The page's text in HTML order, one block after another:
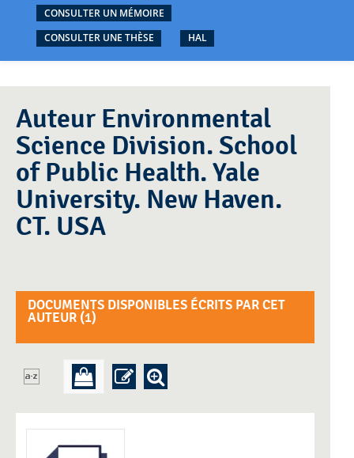
CONSULTER UN MÉMOIRE
CONSULTER UNE THÈSE
HAL
Auteur Environmental
Science Division. School
of Public Health. Yale
University. New Haven.
CT. USA
DOCUMENTS DISPONIBLES ÉCRITS PAR CET
AUTEUR (1)